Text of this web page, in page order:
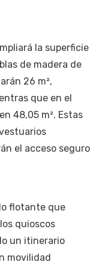
la superficie
de madera de
26 m²,
que en el
48,05 m². Estas
el acceso seguro
flotante que
quioscos
un itinerario
movilidad